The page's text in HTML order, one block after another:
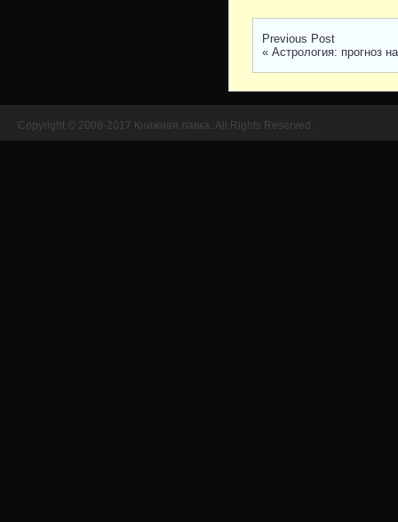
Previous Post
« Астрология: прогноз
Copyright © 2008-2017 Книжная лавка. All Rights Reserved.